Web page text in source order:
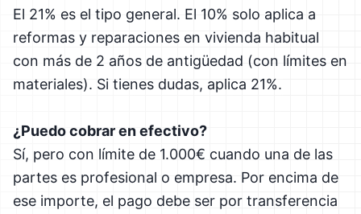
El 21% es el tipo general. El 10% solo aplica a
reformas y reparaciones en vivienda habitual
con más de 2 años de antigüedad (con límites en
materiales). Si tienes dudas, aplica 21%.
¿Puedo cobrar en efectivo?
Sí, pero con límite de 1.000€ cuando una de las
partes es profesional o empresa. Por encima de
ese importe, el pago debe ser por transferencia